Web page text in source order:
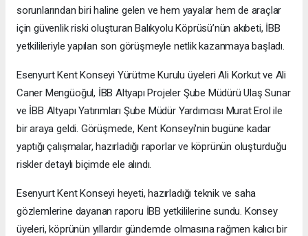
sorunlarından biri haline gelen ve hem yayalar hem de araçlar
için güvenlik riski oluşturan Balıkyolu Köprüsü’nün akıbeti, İBB
yetkilileriyle yapılan son görüşmeyle netlik kazanmaya başladı.
Esenyurt Kent Konseyi Yürütme Kurulu üyeleri Ali Korkut ve Ali
Caner Mengüoğul, İBB Altyapı Projeler Şube Müdürü Ulaş Sunar
ve İBB Altyapı Yatırımları Şube Müdür Yardımcısı Murat Erol ile
bir araya geldi. Görüşmede, Kent Konseyi'nin bugüne kadar
yaptığı çalışmalar, hazırladığı raporlar ve köprünün oluşturduğu
riskler detaylı biçimde ele alındı.
Esenyurt Kent Konseyi heyeti, hazırladığı teknik ve saha
gözlemlerine dayanan raporu İBB yetkililerine sundu. Konsey
üyeleri, köprünün yıllardır gündemde olmasına rağmen kalıcı bir